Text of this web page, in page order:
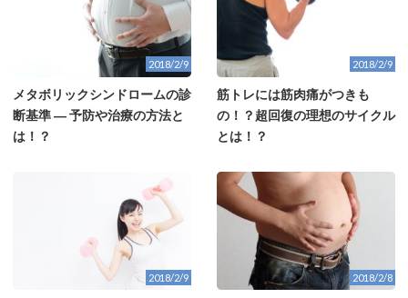
2018/2/9
メタボリックシンドロームの診
断基準 ― 予防や治療の方法と
は！？
2018/2/9
筋トレには筋肉痛がつきも
の！？超回復の理想のサイクル
とは！？
2018/2/9 2018/2/8